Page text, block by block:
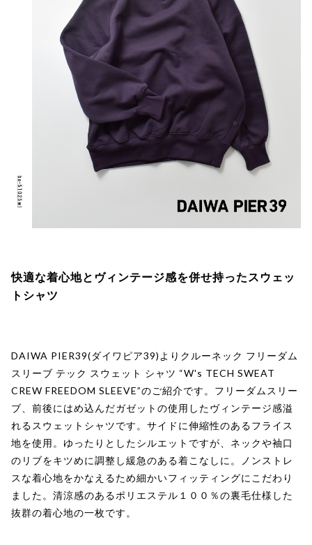
快適な着心地とヴィンテージ感を併せ持ったスウェッ
トシャツ
DAIWA PIER39(ダイワピア39)よりクルーネック フリーダム
スリーブ テック スウェット シャツ “W's TECH SWEAT
CREW FREEDOM SLEEVE”のご紹介です。フリーダムスリー
ブ、前後にはめ込んだガゼットの使用したヴィンテージ感溢
れるスウェットシャツです。サイドに伸縮性のあるフライス
地を使用。ゆったりとしたシルエットですが、ネックや袖口
のリブをキツめに調整し緩急のある着こなしに。ノンストレ
スな着心地をかなえるため細かいフィッティングにこだわり
ました。清涼感のあるポリエステル１００％の裏毛仕様した
抜群の着心地の一枚です。